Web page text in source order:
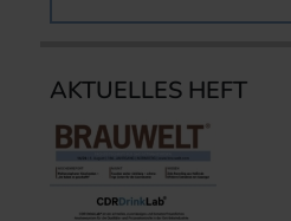
AKTUELLES HEFT